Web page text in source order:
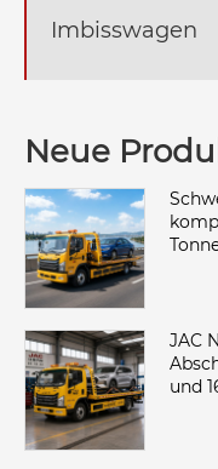
Imbisswagen
Neue
JAC
und